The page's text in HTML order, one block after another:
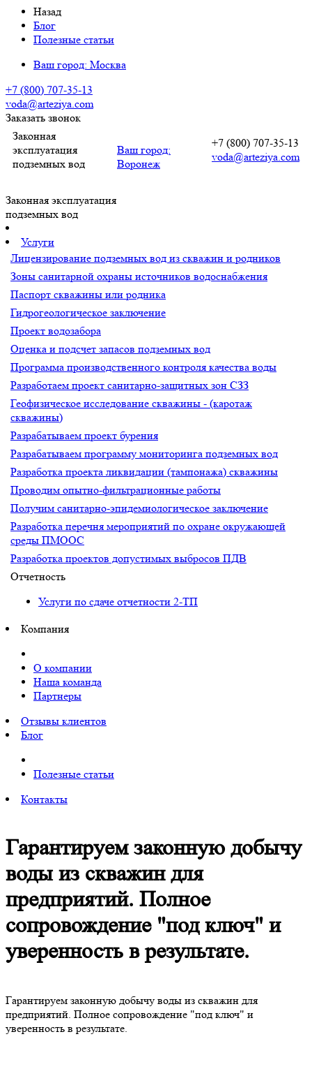
Назад
Блог
Полезные статьи
Ваш город: Москва
+7 (800) 707-35-13
voda@arteziya.com
Заказать звонок
Законная
эксплуатация
подземных вод
Ваш город:
Воронеж
+7 (800) 707-35-13
voda@arteziya.com
Законная эксплуатация
подземных вод
Услуги
Лицензирование подземных вод из скважин и родников
Зоны санитарной охраны источников водоснабжения
Паспорт скважины или родника
Гидрогеологическое заключение
Проект водозабора
Оценка и подсчет запасов подземных вод
Программа производственного контроля качества воды
Разработаем проект санитарно-защитных зон СЗЗ
Геофизическое исследование скважины - (каротаж
скважины)
Разрабатываем проект бурения
Разрабатываем программу мониторинга подземных вод
Разработка проекта ликвидации (тампонажа) скважины
Проводим опытно-фильтрационные работы
Получим санитарно-эпидемиологическое заключение
Разработка перечня мероприятий по охране окружающей
среды ПМООС
Разработка проектов допустимых выбросов ПДВ
Отчетность
Услуги по сдаче отчетности 2-ТП
Компания
О компании
Наша команда
Партнеры
Отзывы клиентов
Блог
Полезные статьи
Контакты
Гарантируем законную добычу
воды из скважин для
предприятий. Полное
сопровождение "под ключ" и
уверенность в результате.
Гарантируем законную добычу воды из скважин для
предприятий. Полное сопровождение "под ключ" и
уверенность в результате.